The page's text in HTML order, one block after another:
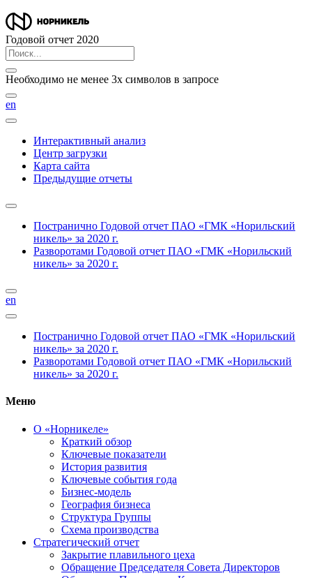
Годовой отчет 2020
Необходимо не менее 3х символов в запросе
en
Интерактивный анализ
Центр загрузки
Карта сайта
Предыдущие отчеты
Постранично Годовой отчет ПАО «ГМК «Норильский
никель» за 2020 г.
Разворотами Годовой отчет ПАО «ГМК «Норильский
никель» за 2020 г.
en
Постранично Годовой отчет ПАО «ГМК «Норильский
никель» за 2020 г.
Разворотами Годовой отчет ПАО «ГМК «Норильский
никель» за 2020 г.
Меню
О «Норникеле»
Краткий обзор
Ключевые показатели
История развития
Ключевые события года
Бизнес-модель
География бизнеса
Структура Группы
Схема производства
Стратегический отчет
Закрытие плавильного цеха
Обращение Председателя Совета Директоров